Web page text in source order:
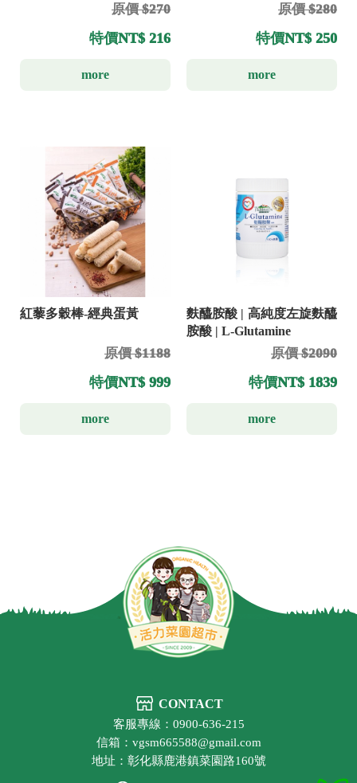
原價 $270
特價NT$ 216
more
原價 $280
特價NT$ 250
more
紅藜多穀棒-經典蛋黃
原價 $1188
特價NT$ 999
more
麩醯胺酸 | 高純度左旋麩醯
胺酸 | L-Glutamine
原價 $2090
特價NT$ 1839
more
CONTACT
客服專線：0900-636-215
信箱：vgsm665588@gmail.com
地址：彰化縣鹿港鎮菜園路160號